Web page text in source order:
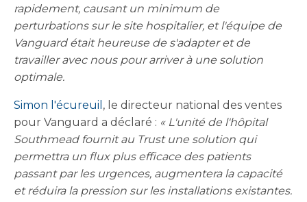
rapidement, causant un minimum de
perturbations sur le site hospitalier, et l'équipe de
Vanguard était heureuse de s'adapter et de
travailler avec nous pour arriver à une solution
optimale.
Simon l'écureuil , le directeur national des ventes
pour Vanguard a déclaré : « L'unité de l'hôpital
Southmead fournit au Trust une solution qui
permettra un flux plus efficace des patients
passant par les urgences, augmentera la capacité
et réduira la pression sur les installations existantes.